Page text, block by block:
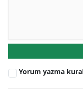
Yorum yazma